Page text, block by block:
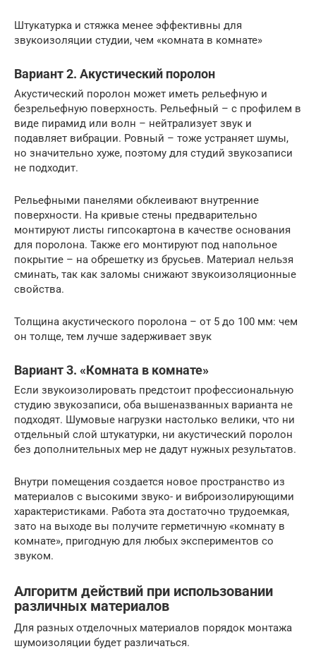
Штукатурка и стяжка менее эффективны для
звукоизоляции студии, чем «комната в комнате»
Вариант 2. Акустический поролон
Акустический поролон может иметь рельефную и
безрельефную поверхность. Рельефный – с профилем в
виде пирамид или волн – нейтрализует звук и
подавляет вибрации. Ровный – тоже устраняет шумы,
но значительно хуже, поэтому для студий звукозаписи
не подходит.
Рельефными панелями обклеивают внутренние
поверхности. На кривые стены предварительно
монтируют листы гипсокартона в качестве основания
для поролона. Также его монтируют под напольное
покрытие – на обрешетку из брусьев. Материал нельзя
сминать, так как заломы снижают звукоизоляционные
свойства.
Толщина акустического поролона – от 5 до 100 мм: чем
он толще, тем лучше задерживает звук
Вариант 3. «Комната в комнате»
Если звукоизолировать предстоит профессиональную
студию звукозаписи, оба вышеназванных варианта не
подходят. Шумовые нагрузки настолько велики, что ни
отдельный слой штукатурки, ни акустический поролон
без дополнительных мер не дадут нужных результатов.
Внутри помещения создается новое пространство из
материалов с высокими звуко- и виброизолирующими
характеристиками. Работа эта достаточно трудоемкая,
зато на выходе вы получите герметичную «комнату в
комнате», пригодную для любых экспериментов со
звуком.
Алгоритм действий при использовании
различных материалов
Для разных отделочных материалов порядок монтажа
шумоизоляции будет различаться.